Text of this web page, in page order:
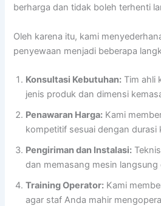
berharga dan tidak boleh terhenti
Oleh karena itu, kami
penyewaan menjadi beberapa
Konsultasi Kebutuhan: Tim ahli
jenis produk dan dimensi
Penawaran Harga: Kami
kompetitif sesuai dengan durasi
Pengiriman dan Instalasi:
dan memasang mesin langsung
Training Operator: Kami
agar staf Anda mahir